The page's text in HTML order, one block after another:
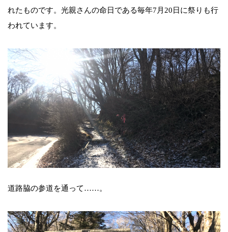
れたものです。光親さんの命日である毎年7月20日に祭りも行
われています。
道路脇の参道を通って……。